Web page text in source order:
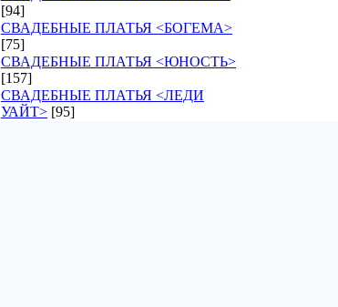
[94]
СВАДЕБНЫЕ ПЛАТЬЯ <БОГЕМА>
[75]
СВАДЕБНЫЕ ПЛАТЬЯ <ЮНОСТЬ>
[157]
СВАДЕБНЫЕ ПЛАТЬЯ <ЛЕДИ
УАЙТ> [95]